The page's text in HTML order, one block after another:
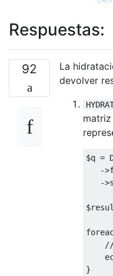
Respuestas:
92
La
devolver
$q =
->
->
}